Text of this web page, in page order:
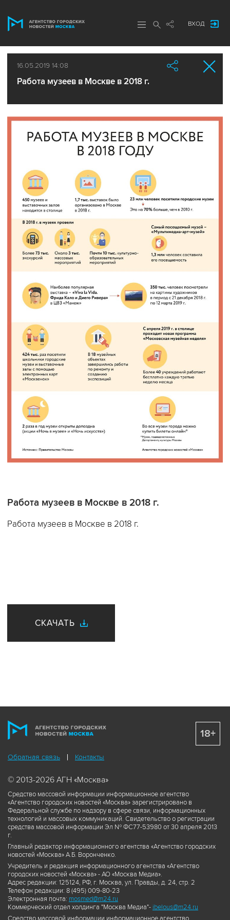
ВХОД
16.05.2019 14:08
Работа музеев в Москве в 2018 г.
Работа музеев в Москве в 2018 г.
Работа музеев в Москве в 2018 г.
СКАЧАТЬ
Обратная связь Контакты
© 2013-2026 АГН «Москва»
Средство массовой информации информационное агентство
«Агентство городских новостей «Москва» зарегистрировано в
Федеральной службе по надзору в сфере связи, информационных
технологий и массовых коммуникаций. Свидетельство о регистрации
средства массовой информации Эл № ФС77-53980 от 30 апреля 2013
г.
Главный редактор информационного агентства «Агентство городских
новостей «Москва» А.Б. Воронченко.
Учредитель и редакция информационного агентства «Агентство
городских новостей «Москва» - АО «Москва Медиа».
Адрес редакции: 125124, РФ, г. Москва, ул. Правды, д. 24, стр. 2
Телефон редакции: 8 (495) 009-80-23
Электронная почта: mosmed@m24.ru
Коммерческий отдел холдинга "Москва Медиа"- ibelous@m24.ru
18+